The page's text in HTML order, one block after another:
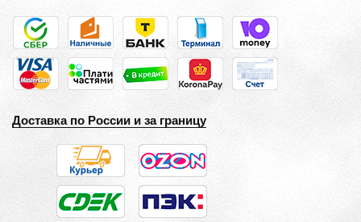
Доставка по России и за границу